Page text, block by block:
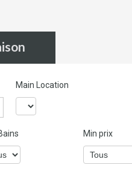
Main Location
Min prix